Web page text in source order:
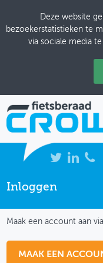
Deze website
bezoekerstatistieken te
via sociale media
NIEUWS
Inloggen
Maak een account aan
MAAK EEN